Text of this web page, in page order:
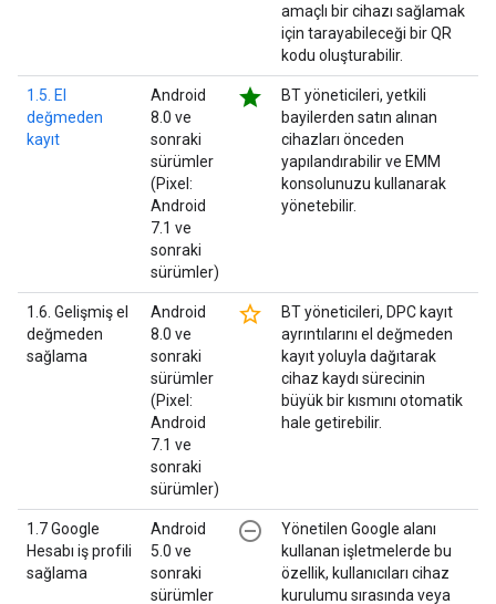
amaçlı bir cihazı sağlamak
için tarayabileceği bir QR
kodu oluşturabilir.
1.5. El
değmeden
kayıt
Android
8.0 ve
sonraki
sürümler
(Pixel:
Android
7.1 ve
sonraki
sürümler)
star
BT yöneticileri, yetkili
bayilerden satın alınan
cihazları önceden
yapılandırabilir ve EMM
konsolunuzu kullanarak
yönetebilir.
1.6. Gelişmiş el
değmeden
sağlama
Android
8.0 ve
sonraki
sürümler
(Pixel:
Android
7.1 ve
sonraki
sürümler)
star_border
BT yöneticileri, DPC kayıt
ayrıntılarını el değmeden
kayıt yoluyla dağıtarak
cihaz kaydı sürecinin
büyük bir kısmını otomatik
hale getirebilir.
1.7 Google
Hesabı iş profili
sağlama
Android
5.0 ve
sonraki
sürümler
remove_circle_outline
Yönetilen Google alanı
kullanan işletmelerde bu
özellik, kullanıcıları cihaz
kurulumu sırasında veya